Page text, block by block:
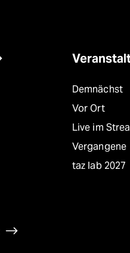
Demnächst
Vor Ort
Live im
Vergangene
taz lab 2027